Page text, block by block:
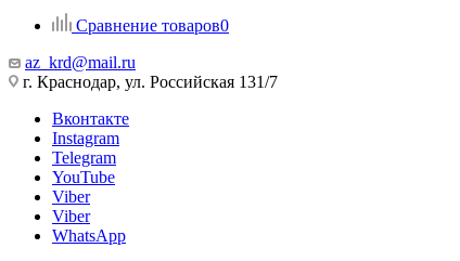
Сравнение товаров0
az_krd@mail.ru
г. Краснодар, ул. Российская 131/7
Вконтакте
Instagram
Telegram
YouTube
Viber
Viber
WhatsApp